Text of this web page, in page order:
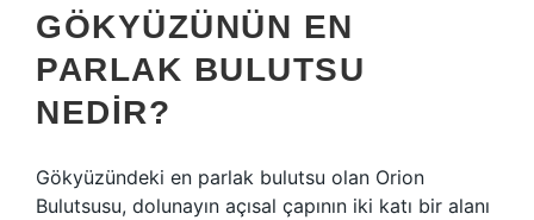
GÖKYÜZÜNÜN EN
PARLAK BULUTSU
NEDIR?
Gökyüzündeki en parlak bulutsu olan Orion
Bulutsusu, dolunayın açısal çapının iki katı bir alanı